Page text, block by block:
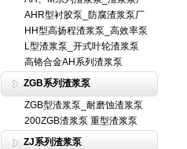
AHR型衬胶泵_防腐渣浆泵厂
HH型高扬程渣浆泵_高效率泵
L型渣浆泵_开式叶轮渣浆泵
高铬合金AH系列渣浆泵
ZGB系列渣浆泵
ZGB型渣浆泵_耐磨蚀渣浆泵
200ZGB渣浆泵 重型渣浆泵
ZJ系列渣浆泵